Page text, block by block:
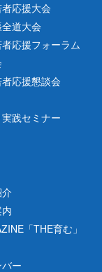
応援大会
道大会
応援フォーラム
応援懇談会
践セミナー
「THE育む」
ー